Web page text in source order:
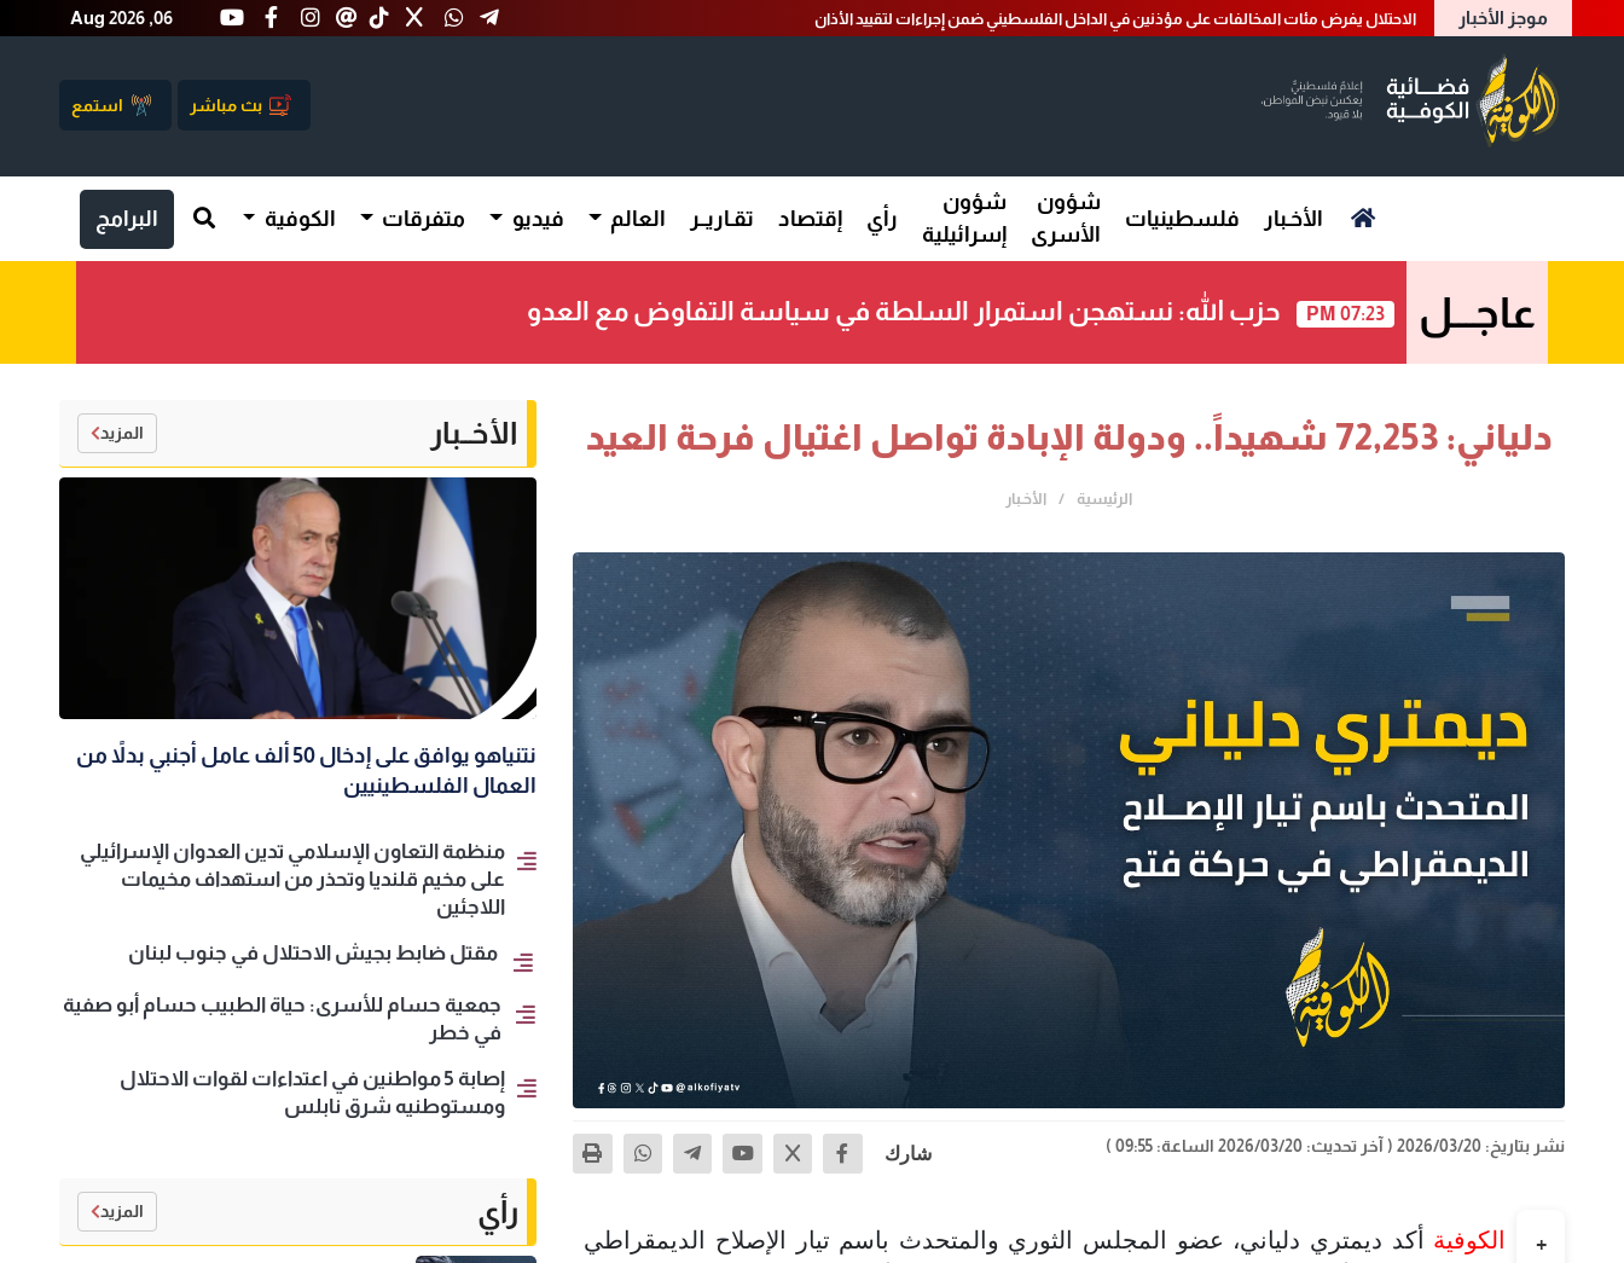
موجز الأخبار الاحتلال يفرض مئات المخالفات على مؤذنين في الداخل الفلسطيني ضمن إجراءات لتقييد الأذان Aug 2026 ,06
بث مباشر استمع
الأخـبار فلسطينيات
شؤون
الأسرى
شؤون
إسرائيلية
رأي إقتصاد تقـاريــر العالم فيديو متفرقات الكوفية البرامج
عاجـــل 07:23 PM حزب الله: نستهجن استمرار السلطة في سياسة التفاوض مع العدو
دلياني: 72,253 شهيداً.. ودولة الإبادة تواصل اغتيال فرحة العيد
الرئيسية الأخـبار
نشر بتاريخ: 2026/03/20 ( آخر تحديث: 2026/03/20 الساعة: 09:55 ) شارك
+
الكوفية أكد ديمتري دلياني، عضو المجلس الثوري والمتحدث باسم تيار الإصلاح الديمقراطي
الأخــبار المزيد
نتنياهو يوافق على إدخال 50 ألف عامل أجنبي بدلاً من
العمال الفلسطينيين
منظمة التعاون الإسلامي تدين العدوان الإسرائيلي
على مخيم قلنديا وتحذر من استهداف مخيمات
اللاجئين
مقتل ضابط بجيش الاحتلال في جنوب لبنان
جمعية حسام للأسرى: حياة الطبيب حسام أبو صفية
في خطر
إصابة 5 مواطنين في اعتداءات لقوات الاحتلال
ومستوطنيه شرق نابلس
رأي المزيد